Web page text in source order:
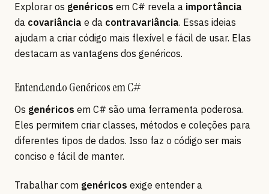
Explorar os genéricos em C# revela a importância
da covariância e da contravariância. Essas ideias
ajudam a criar código mais flexível e fácil de usar. Elas
destacam as vantagens dos genéricos.
Entendendo Genéricos em C#
Os genéricos em C# são uma ferramenta poderosa.
Eles permitem criar classes, métodos e coleções para
diferentes tipos de dados. Isso faz o código ser mais
conciso e fácil de manter.
Trabalhar com genéricos exige entender a